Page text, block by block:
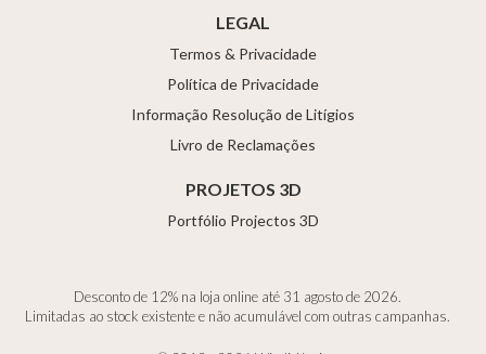
LEGAL
Termos & Privacidade
Política de Privacidade
Informação Resolução de Litígios
Livro de Reclamações
PROJETOS 3D
Portfólio Projectos 3D
Desconto de 12% na loja online até 31 agosto de 2026.
Limitadas ao stock existente e não acumulável com outras campanhas.